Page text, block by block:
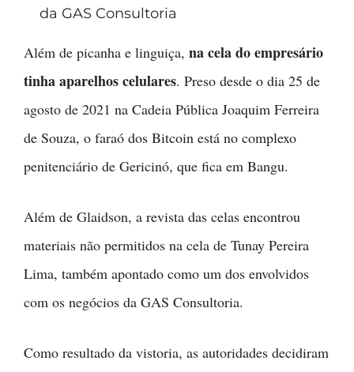
da GAS Consultoria
Além de picanha e linguiça, na cela do empresário
tinha aparelhos celulares. Preso desde o dia 25 de
agosto de 2021 na Cadeia Pública Joaquim Ferreira
de Souza, o faraó dos Bitcoin está no complexo
penitenciário de Gericinó, que fica em Bangu.
Além de Glaidson, a revista das celas encontrou
materiais não permitidos na cela de Tunay Pereira
Lima, também apontado como um dos envolvidos
com os negócios da GAS Consultoria.
Como resultado da vistoria, as autoridades decidiram